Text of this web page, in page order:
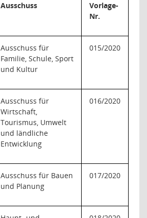
Ausschuss
Vorlage-
Nr.
Ausschuss für
Familie, Schule, Sport
und Kultur
015/2020
Ausschuss für
Wirtschaft,
Tourismus, Umwelt
und ländliche
Entwicklung
016/2020
Ausschuss für Bauen
und Planung
017/2020